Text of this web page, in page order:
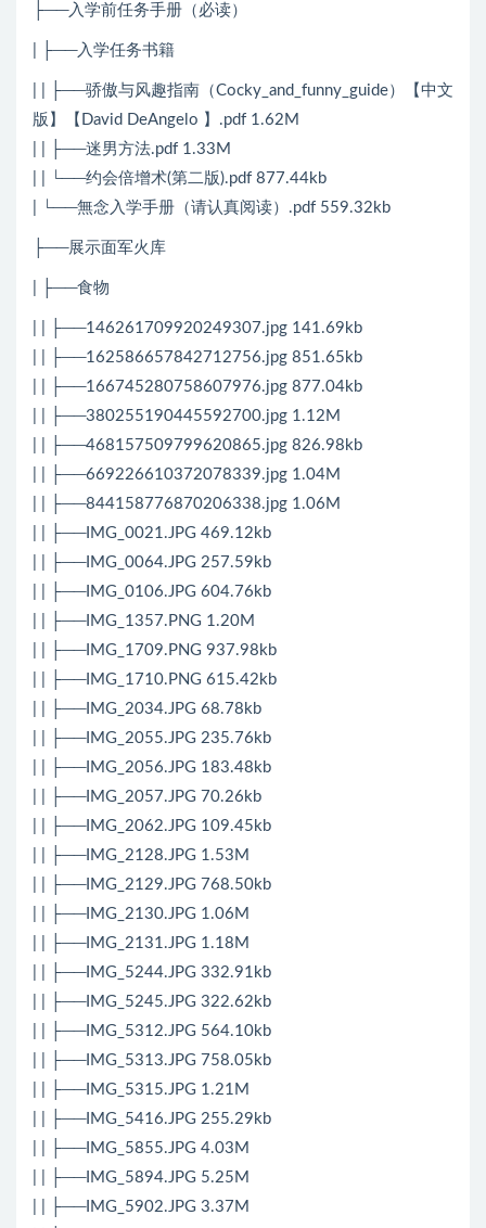
├──入学前任务手册（必读）
| ├──入学任务书籍
| | ├──骄傲与风趣指南（Cocky_and_funny_guide）【中文
版】【David DeAngelo 】.pdf 1.62M
| | ├──迷男方法.pdf 1.33M
| | └──约会倍增术(第二版).pdf 877.44kb
| └──無念入学手册（请认真阅读）.pdf 559.32kb
├──展示面军火库
| ├──食物
| | ├──146261709920249307.jpg 141.69kb
| | ├──162586657842712756.jpg 851.65kb
| | ├──166745280758607976.jpg 877.04kb
| | ├──380255190445592700.jpg 1.12M
| | ├──468157509799620865.jpg 826.98kb
| | ├──669226610372078339.jpg 1.04M
| | ├──844158776870206338.jpg 1.06M
| | ├──IMG_0021.JPG 469.12kb
| | ├──IMG_0064.JPG 257.59kb
| | ├──IMG_0106.JPG 604.76kb
| | ├──IMG_1357.PNG 1.20M
| | ├──IMG_1709.PNG 937.98kb
| | ├──IMG_1710.PNG 615.42kb
| | ├──IMG_2034.JPG 68.78kb
| | ├──IMG_2055.JPG 235.76kb
| | ├──IMG_2056.JPG 183.48kb
| | ├──IMG_2057.JPG 70.26kb
| | ├──IMG_2062.JPG 109.45kb
| | ├──IMG_2128.JPG 1.53M
| | ├──IMG_2129.JPG 768.50kb
| | ├──IMG_2130.JPG 1.06M
| | ├──IMG_2131.JPG 1.18M
| | ├──IMG_5244.JPG 332.91kb
| | ├──IMG_5245.JPG 322.62kb
| | ├──IMG_5312.JPG 564.10kb
| | ├──IMG_5313.JPG 758.05kb
| | ├──IMG_5315.JPG 1.21M
| | ├──IMG_5416.JPG 255.29kb
| | ├──IMG_5855.JPG 4.03M
| | ├──IMG_5894.JPG 5.25M
| | ├──IMG_5902.JPG 3.37M